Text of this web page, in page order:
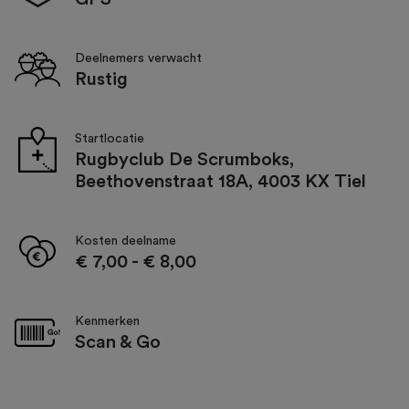
Deelnemers verwacht
Rustig
Startlocatie
Rugbyclub De Scrumboks,
Beethovenstraat 18A, 4003 KX Tiel
Kosten deelname
€ 7,00 - € 8,00
Kenmerken
Scan & Go